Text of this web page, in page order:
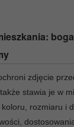
zdjęcie
stawia je w
koloru, rozmiaru i